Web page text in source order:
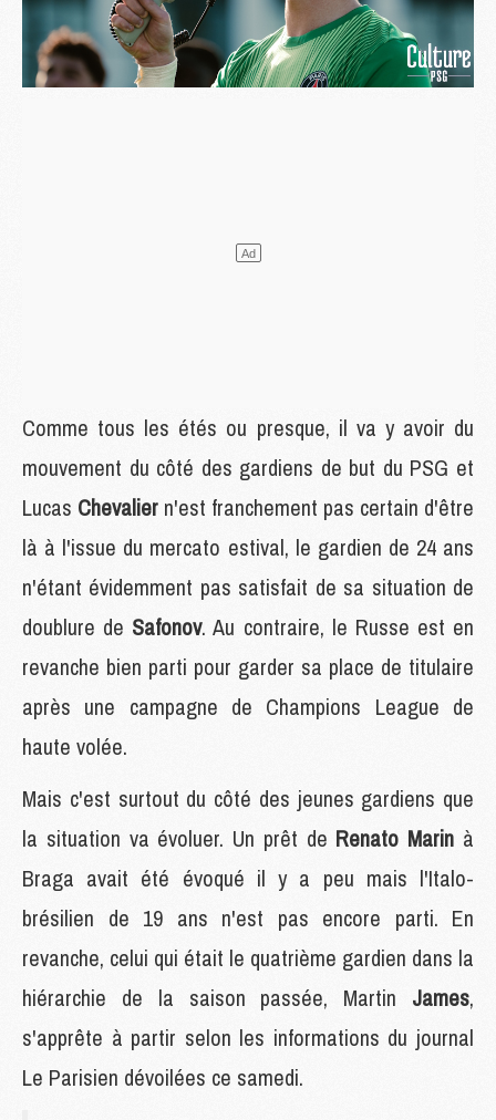
Comme tous les étés ou presque, il va y avoir du
mouvement du côté des gardiens de but du PSG et
Lucas Chevalier n'est franchement pas certain d'être
là à l'issue du mercato estival, le gardien de 24 ans
n'étant évidemment pas satisfait de sa situation de
doublure de Safonov. Au contraire, le Russe est en
revanche bien parti pour garder sa place de titulaire
après une campagne de Champions League de
haute volée.
Mais c'est surtout du côté des jeunes gardiens que
la situation va évoluer. Un prêt de Renato Marin à
Braga avait été évoqué il y a peu mais l'Italo-
brésilien de 19 ans n'est pas encore parti. En
revanche, celui qui était le quatrième gardien dans la
hiérarchie de la saison passée, Martin James,
s'apprête à partir selon les informations du journal
Le Parisien dévoilées ce samedi.